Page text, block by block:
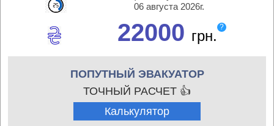
06 августа 2026г.
22000 грн.
?
ПОПУТНЫЙ ЭВАКУАТОР
ТОЧНЫЙ РАСЧЕТ 👍
Калькулятор